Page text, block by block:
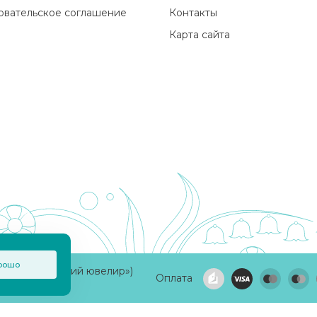
соглашение
Контакты
Карта сайта
ювелир»)
Оплата